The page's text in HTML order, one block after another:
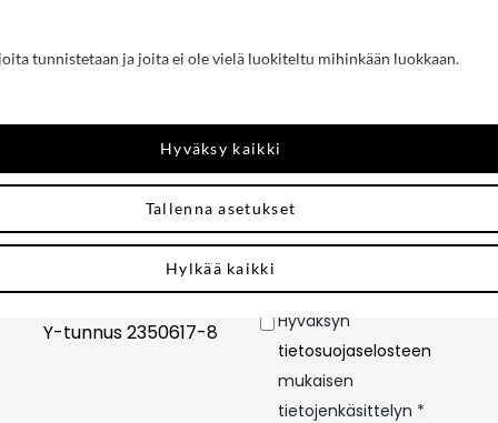
tunnistetaan ja joita ei ole vielä luokiteltu mihinkään luokkaan.
Hylkää kaikki
Tallenna asetukset
Hyväksy kaikki
Puhelin 050 387 1133
kari.heikkila@rubic.fi
Spaces Postitalo
Mannerheiminaukio 1A
00100 HELSINKI
Y-tunnus 2350617-8
Sähköposti*
Puhelinnumero
Hyväksyn
tietosuojaselosteen
mukaisen
tietojenkäsittelyn*
Hyväksyn
tietosuojaselosteen
mukaisen
tietojenkäsittelyn *